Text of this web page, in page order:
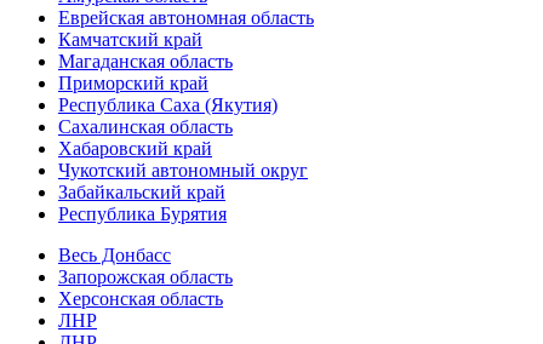
Еврейская автономная область
Камчатский край
Магаданская область
Приморский край
Республика Саха (Якутия)
Сахалинская область
Хабаровский край
Чукотский автономный округ
Забайкальский край
Республика Бурятия
Весь Донбасс
Запорожская область
Херсонская область
ЛНР